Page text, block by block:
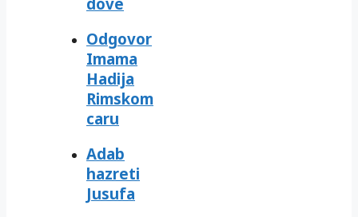
Odgovor
Imama
Hadija
Rimskom
caru
Adab
hazreti
Jusufa